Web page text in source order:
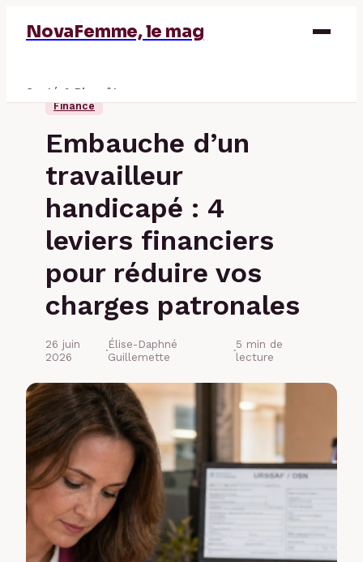
NovaFemme, le mag
Santé & Bien-être
Finance
Embauche d’un
travailleur
handicapé : 4
leviers financiers
pour réduire vos
charges patronales
26 juin
2026
·Élise-Daphné
Guillemette
·5 min de
lecture